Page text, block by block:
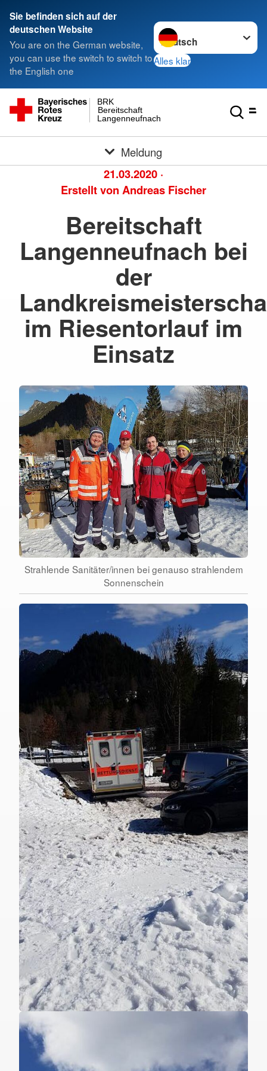
Sie befinden sich auf der
deutschen Website
You are on the German website,
you can use the switch to switch to
the English one
Sprache wechseln zu
Alles klar
Langenneufnach
Bereitschaft
BRK
Meldung
21.03.2020 ·
Erstellt von Andreas Fischer
Bereitschaft
Langenneufnach bei
der
im Riesentorlauf im
Einsatz
Strahlende Sanitäter/innen bei genauso strahlendem
Sonnenschein